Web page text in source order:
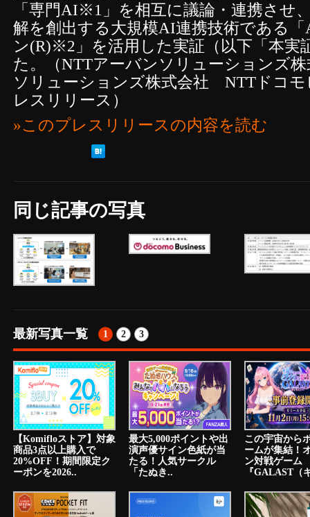
「専門AI※1」を相互に議論・連携させ
解を創出する大規模AI連携技術である
ン(R)※2」を活用した実証（以下「本実
た。（NTTアーバンソリューションズ
ソリューションズ株式会社 NTTドコモ
レスリリース）
»このプレスリリースの内容を読む
同じ記事の写真
最新写真一覧 1 2 3
【Komifloストア】対象
商品3点以上購入で
20%OFF！期間限定ク
ーポンを2026..
最大5,000ポイントや出
演声優サイン色紙が当
たる！人気サークル
「たぬき..
この宇宙から
ームが集結！
ン対戦ゲーム
『GALAST（